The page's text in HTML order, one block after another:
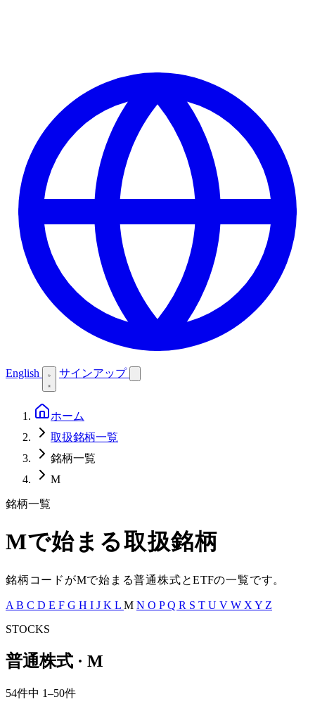
English サインアップ
ホーム
取扱銘柄一覧
銘柄一覧
M
銘柄一覧
Mで始まる取扱銘柄
銘柄コードがMで始まる普通株式とETFの一覧です。
A B C D E F G H I J K L M N O PQ R S T U V W X Y Z
STOCKS
普通株式 · M
54件中 1–50件